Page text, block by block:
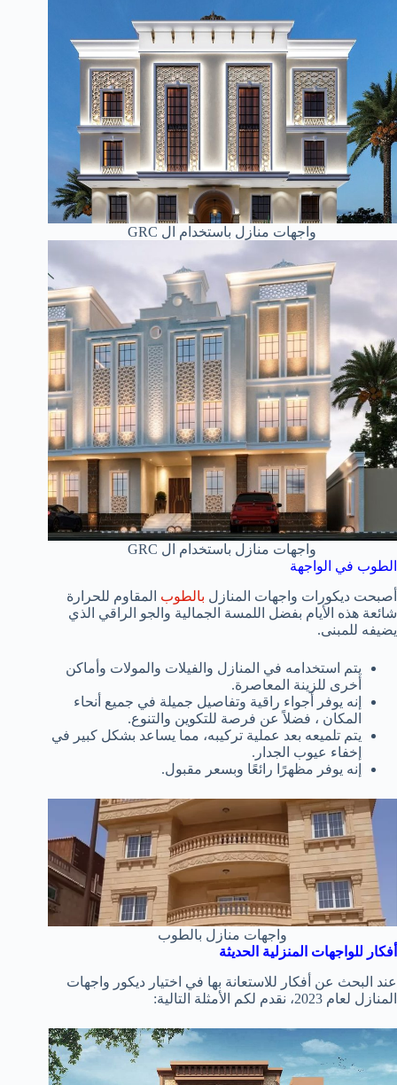
واجهات منازل باستخدام ال GRC
واجهات منازل باستخدام ال GRC
الطوب في الواجهة
أصبحت ديكورات واجهات المنازل بالطوب المقاوم للحرارة
شائعة هذه الأيام بفضل اللمسة الجمالية والجو الراقي الذي
يضيفه للمبنى.
يتم استخدامه في المنازل والفيلات والمولات وأماكن
أخرى للزينة المعاصرة.
إنه يوفر أجواء راقية وتفاصيل جميلة في جميع أنحاء
المكان ، فضلاً عن فرصة للتكوين والتنوع.
يتم تلميعه بعد عملية تركيبه، مما يساعد بشكل كبير في
إخفاء عيوب الجدار.
إنه يوفر مظهرًا رائعًا وبسعر مقبول.
واجهات منازل بالطوب
أفكار للواجهات المنزلية الحديثة
عند البحث عن أفكار للاستعانة بها في اختيار ديكور واجهات
المنازل لعام 2023، نقدم لكم الأمثلة التالية: